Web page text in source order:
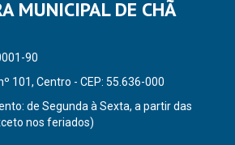
MUNICIPAL DE CHÃ
90
101, Centro - CEP: 55.636-000
de Segunda à Sexta, a partir das
nos feriados)